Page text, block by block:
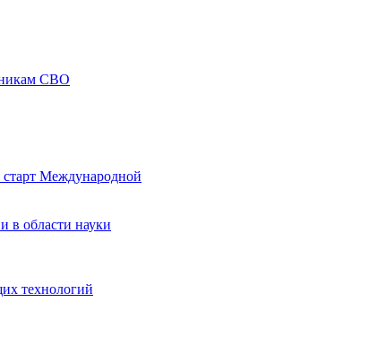
СВО
Международной
в области науки
технологий